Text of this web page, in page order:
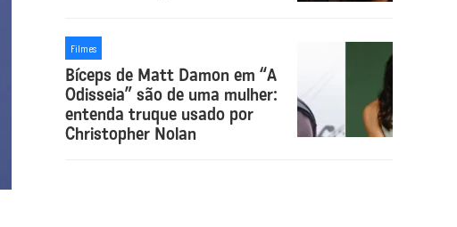
Filmes
Bíceps de Matt Damon em “A
Odisseia” são de uma mulher:
entenda truque usado por
Christopher Nolan